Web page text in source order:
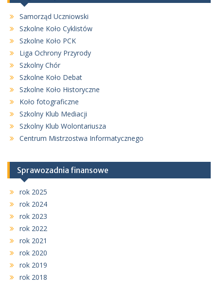
Samorząd Uczniowski
Szkolne Koło Cyklistów
Szkolne Koło PCK
Liga Ochrony Przyrody
Szkolny Chór
Szkolne Koło Debat
Szkolne Koło Historyczne
Koło fotograficzne
Szkolny Klub Mediacji
Szkolny Klub Wolontariusza
Centrum Mistrzostwa Informatycznego
Sprawozadnia finansowe
rok 2025
rok 2024
rok 2023
rok 2022
rok 2021
rok 2020
rok 2019
rok 2018